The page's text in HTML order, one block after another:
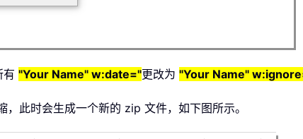
有 "Your Name" w:date="更改为 "Your Name"
此时会生成一个新的 zip 文件，如下图所示。